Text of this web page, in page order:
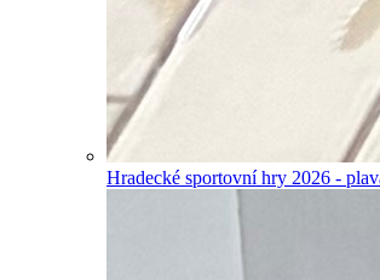
Hradecké sportovní hry 2026 -